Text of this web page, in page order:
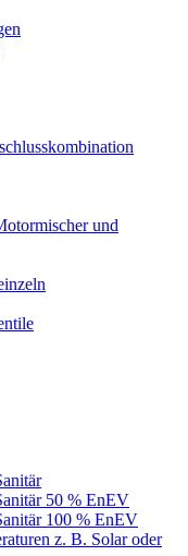
und
50 % EnEV
100 % EnEV
z. B. Solar oder